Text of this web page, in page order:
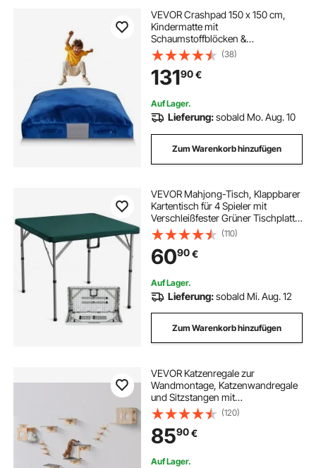
VEVOR Crashpad 150 x 150 cm,
Kindermatte mit
Schaumstoffblöcken &
Waschbarem Bezug, Weiche
Schaumstoff-Landezone,
Fallschutzmatte, Ausstattung für
Sinnesräume zum Springen
Entspannen Spielen
(38)
13190€
Auf Lager.
Lieferung:sobald Mo. Aug. 10
Zum Warenkorb hinzufügen
VEVOR Mahjong-Tisch, Klappbarer
Kartentisch für 4 Spieler mit
Verschleißfester Grüner Tischplatte,
Tragbarer, Zweifach Quadratischer
Dominotisch mit Tragegriff 86 x 86
x 74 cm Domino-Tisch
(110)
6090€
Auf Lager.
Lieferung:sobald Mi. Aug. 12
Zum Warenkorb hinzufügen
VEVOR Katzenregale zur
Wandmontage, Katzenwandregale
und Sitzstangen mit
Sprungbrettern, Katzenbetten,
Hängematten und Katzenbaum,
Katzenmöbel und Regale bis zu 18
kg zum Schlafen, Spielen, Klettern,
9er-Set
(120)
8590€
Auf Lager.